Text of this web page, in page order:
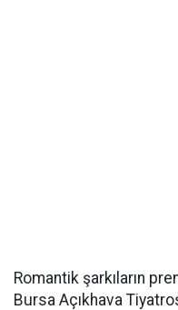
Romantik şarkıların
Bursa Açıkhava